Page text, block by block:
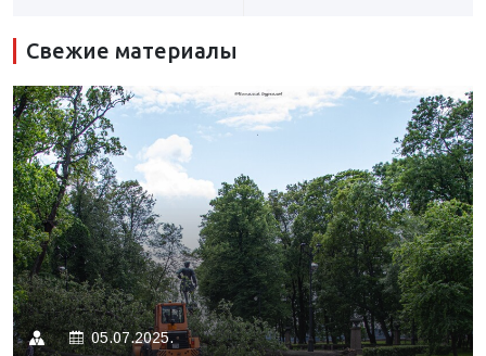
Свежие материалы
05.07.2025.